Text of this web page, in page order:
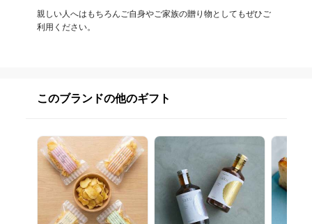
親しい人へはもちろんご自身やご家族の贈り物としてもぜひご
利用ください。
このブランドの他のギフト